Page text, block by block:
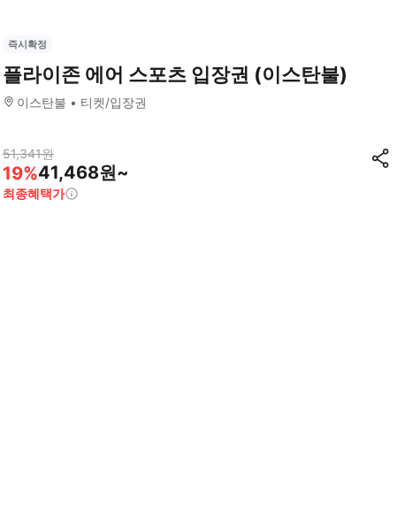
즉시확정
플라이존 에어 스포츠 입장권 (이스탄불)
이스탄불 티켓/입장권
51,341원
19%41,468원~
최종혜택가